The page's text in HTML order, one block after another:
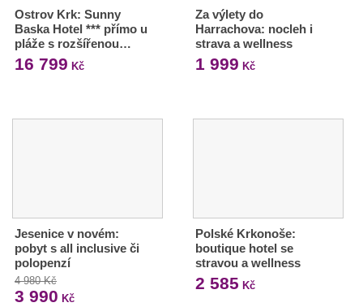
Ostrov Krk: Sunny
Baska Hotel *** přímo u
pláže s rozšířenou…
16 799 Kč
Za výlety do
Harrachova: nocleh i
strava a wellness
1 999 Kč
Jesenice v novém:
pobyt s all inclusive či
polopenzí
4 980 Kč
3 990 Kč
Polské Krkonoše:
boutique hotel se
stravou a wellness
2 585 Kč